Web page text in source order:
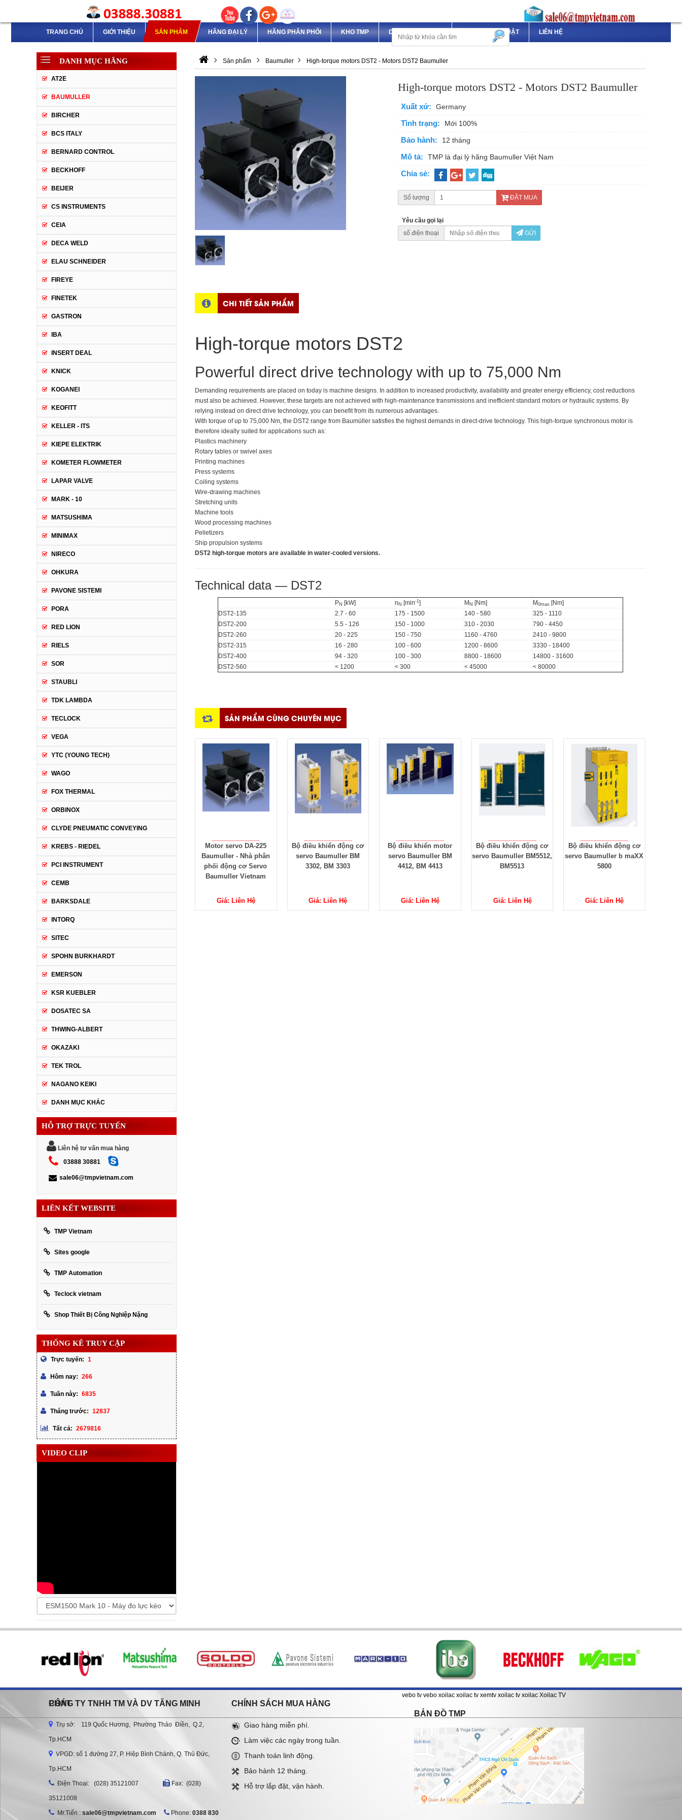
TRANG CHỦ GIỚI THIỆU SẢN PHẨM HÃNG ĐẠI LÝ HÃNG PHÂN PHỐI KHO TMP DỊCH VỤ & DỰ ÁN TÀI LIỆU KỸ THUẬT LIÊN HỆ
Sản phẩm Baumuller High-torque motors DST2 - Motors DST2 Baumuller
High-torque motors DST2 - Motors DST2 Baumuller
Xuất xứ: Germany
Tình trạng: Mới 100%
Bảo hành: 12 tháng
Mô tả: TMP là đại lý hãng Baumuller Việt Nam
Chia sẻ:
Số lượng ĐẶT MUA
Yêu cầu gọi lại
số điện thoại
GỬI
CHI TIẾT SẢN PHẨM
High-torque motors DST2
Powerful direct drive technology with up to 75,000 Nm
Demanding requirements are placed on today is machine designs. In addition to increased productivity, availability and greater energy efficiency, cost reductions
must also be achieved. However, these targets are not achieved with high-maintenance transmissions and inefficient standard motors or hydraulic systems. By
relying instead on direct drive technology, you can benefit from its numerous advantages.
With torque of up to 75,000 Nm, the DST2 range from Baumüller satisfies the highest demands in direct-drive technology. This high-torque synchronous motor is
therefore ideally suited for applications such as:
Plastics machinery
Rotary tables or swivel axes
Printing machines
Press systems
Coiling systems
Wire-drawing machines
Stretching units
Machine tools
Wood processing machines
Pelletizers
Ship propulsion systems
DST2 high-torque motors are available in water-cooled versions.
Technical data — DST2
PN [kW] n N [min-1] M N [Nm] M 0max [Nm]
DST2-135
2.7 - 60 175 - 1500 140 - 580
325 - 1110
DST2-200
5.5 - 126 150 - 1000 310 - 2030
790 - 4450
DST2-260
20 - 225 150 - 750 1160 - 4760
2410 - 9800
DST2-315
16 - 280 100 - 600 1200 - 8600
3330 - 18400
DST2-400
94 - 320 100 - 300 8800 - 18600
14800 - 31600
DST2-560
< 1200 < 300 < 45000 < 80000
SẢN PHẨM CÙNG CHUYÊN MỤC
Bộ điều khiển Motor
servo BM3302, BM3303,
BM3313 Baumuller
Giá: Liên Hệ
Baumuller - Nhà phân
Baumuller Vietnam
Bộ điều khiển động cơ
servo Baumuller BM
3302, BM 3303
Giá: Liên Hệ
Bộ điều khiển motor
servo Baumuller BM
4412, BM 4413
Giá: Liên Hệ
Bộ điều khiển động cơ
servo Baumuller BM5512,
BM5513
Giá: Liên Hệ
Bộ điều khiển động cơ
servo Baumuller b maXX
5800
Giá: Liên Hệ
Bộ điều khiển động cơ
servo Baumuller BM5323,
B maXX 5000
Giá: Liên Hệ
DANH MỤC HÃNG
AT2E
BAUMULLER
BIRCHER
BCS ITALY
BERNARD CONTROL
BECKHOFF
BEIJER
CS INSTRUMENTS
CEIA
DECA WELD
ELAU SCHNEIDER
FIREYE
FINETEK
GASTRON
IBA
INSERT DEAL
KNICK
KOGANEI
KEOFITT
KELLER - ITS
KIEPE ELEKTRIK
KOMETER FLOWMETER
LAPAR VALVE
MARK - 10
MATSUSHIMA
MINIMAX
NIRECO
OHKURA
PAVONE SISTEMI
PORA
RED LION
RIELS
SOR
STAUBLI
TDK LAMBDA
TECLOCK
VEGA
YTC (YOUNG TECH)
WAGO
FOX THERMAL
ORBINOX
CLYDE PNEUMATIC CONVEYING
KREBS - RIEDEL
PCI INSTRUMENT
CEMB
BARKSDALE
INTORQ
SITEC
SPOHN BURKHARDT
EMERSON
KSR KUEBLER
DOSATEC SA
THWING-ALBERT
OKAZAKI
TEK TROL
NAGANO KEIKI
DANH MỤC KHÁC
HỖ TRỢ TRỰC TUYẾN
Liên hệ tư vấn mua hàng
03888 30881
sale06@tmpvietnam.com
LIÊN KẾT WEBSITE
TMP Vietnam
Sites google
TMP Automation
Teclock vietnam
Shop Thiết Bị Công Nghiệp Nặng
THỐNG KÊ TRUY CẬP
Trực tuyến: 1
Hôm nay: 266
Tuần này: 6835
Tháng trước: 12837
Tất cả: 2679816
VIDEO CLIP
vebo tv vebo xoilac xoilac tv xemtv xoilac tv xoilac Xoilac TV
CÔNG TY TNHH TM VÀ DV TĂNG MINH PHÁT
Trụ sở: 119 Quốc Hương, Phường Thảo Điền, Q.2,
Tp.HCM
VPGD: số 1 đường 27, P. Hiệp Bình Chánh, Q. Thủ Đức,
Tp.HCM
Ðiện Thoại: (028) 35121007 Fax: (028)
35121008
Mr.Tiến : sale06@tmpvietnam.com Phone: 0388 830
CHÍNH SÁCH MUA HÀNG
Giao hàng miễn phí.
Làm việc các ngày trong tuần.
Thanh toán linh động.
Bảo hành 12 tháng.
Hỗ trợ lắp đặt, vận hành.
BẢN ĐỒ TMP